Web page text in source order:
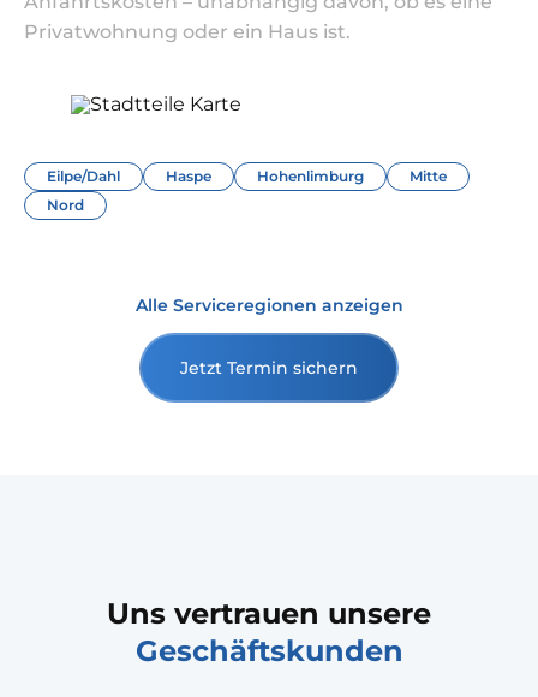
Privatwohnung oder ein Haus ist.
Eilpe/Dahl Haspe Hohenlimburg
Mitte
Nord
Alle Serviceregionen anzeigen
Jetzt Termin sichern
Uns vertrauen unsere
Geschäftskunden